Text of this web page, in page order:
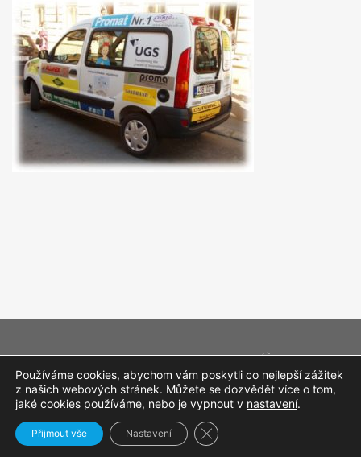
PŘEJETE SI
PROMAT ČESKÁ REPUBLIKA
KE STAŽENÍ
KONTAKTY
KONTAKTY KE STAŽENÍ OCHRANA SOUKROMÍ
Používáme cookies, abychom vám poskytli co nejlepší zážitek
z našich webových stránek. Můžete se dozvědět více o tom,
jaké cookies používáme, nebo je vypnout v nastavení.
Přijmout vše Nastavení Zavřít cookie lištu GDPR